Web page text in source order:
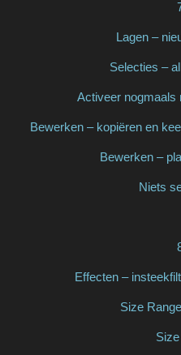
Lagen –
Selecties –
Activeer
Bewerken – kopiëren en
Bewerken –
Niets
Effecten –
Size